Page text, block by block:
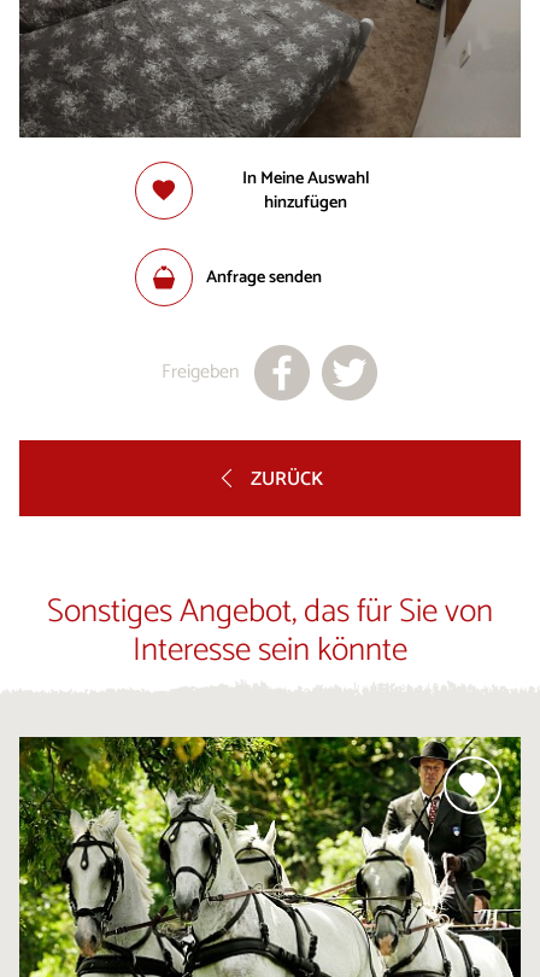
In Meine Auswahl
hinzufügen
Anfrage senden
Freigeben
ZURÜCK
Sonstiges Angebot, das für Sie von
Interesse sein könnte